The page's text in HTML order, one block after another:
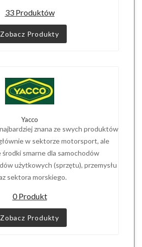
33 Produktów
Zobacz Produkty
Yacco
znana ze swych produktów
w sektorze motorsport, ale
smarne dla samochodów
użytkowych (sprzętu), przemysłu
sektora morskiego.
0 Produkt
Zobacz Produkty